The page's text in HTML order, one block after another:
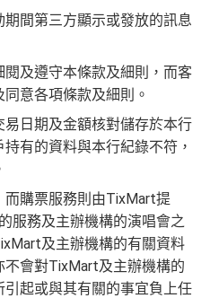
間第三方顯示或發放的訊息
及遵守本條款及細則，而客
意各項條款及細則。
日期及金額核對儲存於本行
有的資料與本行紀錄不符，
購票服務則由TixMart提
服務及主辦機構的演唱會之
及主辦機構的有關資料
會對TixMart及主辦機構的
起或與其有關的事宜負上任